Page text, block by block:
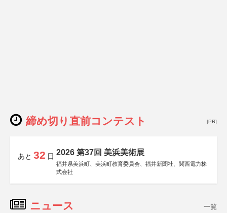
締め切り直前コンテスト [PR]
あと 32 日 2026 第37回 美浜美術展
福井県美浜町、美浜町教育委員会、福井新聞社、関西電力株
式会社
ニュース 一覧